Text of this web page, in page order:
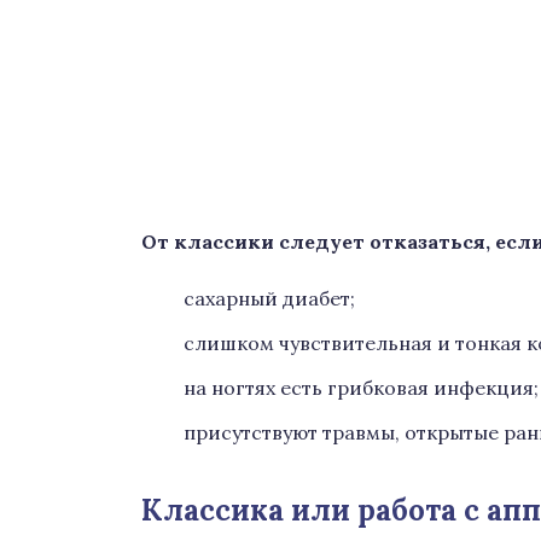
От классики следует отказаться,
сахарный диабет;
слишком чувствительная и тонкая
на ногтях есть грибковая инфекция;
присутствуют травмы, открытые
Классика или работа с